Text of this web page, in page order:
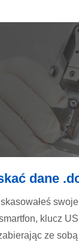
dane
klucz
ze